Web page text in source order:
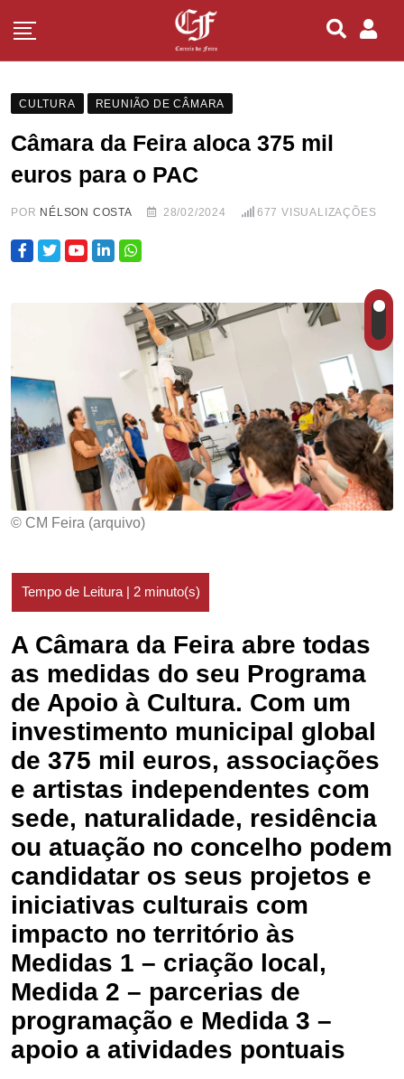
CULTURA REUNIÃO DE CÂMARA
Câmara da Feira aloca 375 mil
euros para o PAC
POR NÉLSON COSTA 28/02/2024 677 VISUALIZAÇÕES
© CM Feira (arquivo)
A Câmara da Feira abre todas
as medidas do seu Programa
de Apoio à Cultura. Com um
investimento municipal global
de 375 mil euros, associações
e artistas independentes com
sede, naturalidade, residência
ou atuação no concelho podem
candidatar os seus projetos e
iniciativas culturais com
impacto no território às
Medidas 1 – criação local,
Medida 2 – parcerias de
programação e Medida 3 –
apoio a atividades pontuais